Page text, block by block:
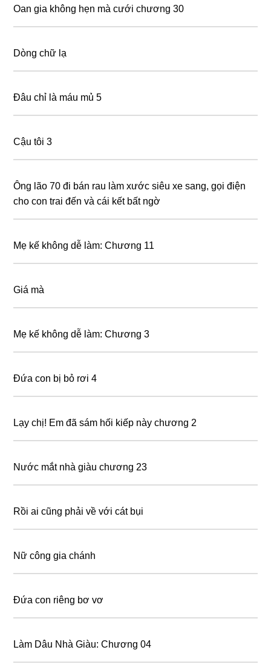
Oan gia không hẹn mà cưới chương 30
Dòng chữ lạ
Đâu chỉ là máu mủ 5
Cậu tôi 3
Ông lão 70 đi bán rau làm xước siêu xe sang, gọi điện
cho con trai đến và cái kết bất ngờ
Mẹ kế không dễ làm: Chương 11
Giá mà
Mẹ kế không dễ làm: Chương 3
Đứa con bị bỏ rơi 4
Lạy chị! Em đã sám hối kiếp này chương 2
Nước mắt nhà giàu chương 23
Rồi ai cũng phải về với cát bụi
Nữ công gia chánh
Đứa con riêng bơ vơ
Làm Dâu Nhà Giàu: Chương 04